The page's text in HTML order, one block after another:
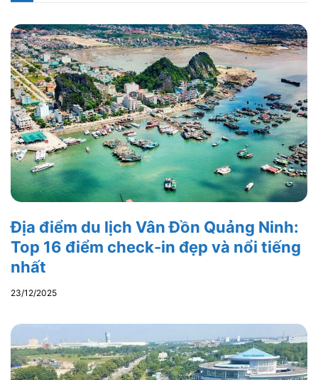
Địa điểm du lịch Vân Đồn Quảng Ninh:
Top 16 điểm check-in đẹp và nổi tiếng
nhất
23/12/2025